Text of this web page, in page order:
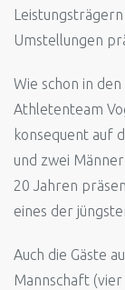
Umstellungen
Wie schon in
Athletenteam
konsequent auf
und zwei
20 Jahren
eines der
Auch die Gäste
Mannschaft